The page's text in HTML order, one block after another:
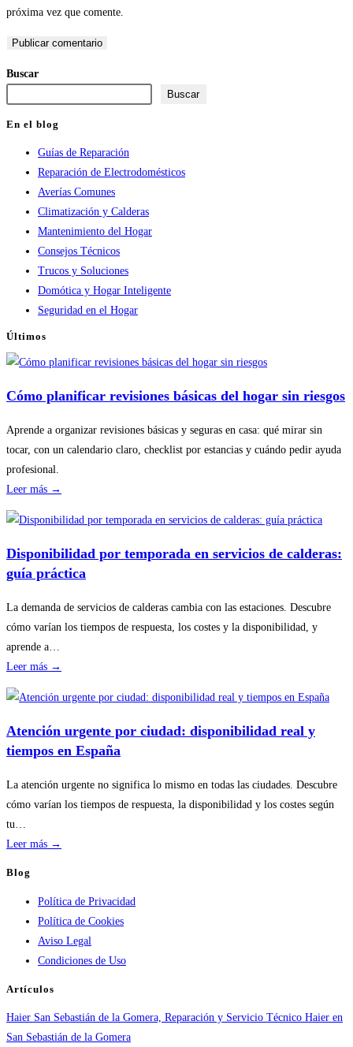
de
usuario
comentar
correo
electrónico
comentar
de
tu
(opcional)
próxima vez que comente.
Buscar
Buscar
En el blog
Guías de Reparación
Reparación de Electrodomésticos
Averías Comunes
Climatización y Calderas
Mantenimiento del Hogar
Consejos Técnicos
Trucos y Soluciones
Domótica y Hogar Inteligente
Seguridad en el Hogar
Últimos
Cómo planificar revisiones básicas del hogar sin riesgos
Aprende a organizar revisiones básicas y seguras en casa: qué mirar sin
tocar, con un calendario claro, checklist por estancias y cuándo pedir ayuda
profesional.
Leer más →
planificar
revisiones
básicas
hogar
sin
Disponibilidad por temporada en servicios de calderas:
guía práctica
La demanda de servicios de calderas cambia con las estaciones. Descubre
cómo varían los tiempos de respuesta, los costes y la disponibilidad, y
aprende a…
Leer más →
por
temporada
de
calderas:
Atención urgente por ciudad: disponibilidad real y
tiempos en España
La atención urgente no significa lo mismo en todas las ciudades. Descubre
cómo varían los tiempos de respuesta, la disponibilidad y los costes según
tu…
Leer más →
por
ciudad:
disponibilidad
real
en
España
Blog
Política de Privacidad
Política de Cookies
Aviso Legal
Condiciones de Uso
Artículos
Haier San Sebastián de la Gomera, Reparación y Servicio Técnico Haier en
San Sebastián de la Gomera